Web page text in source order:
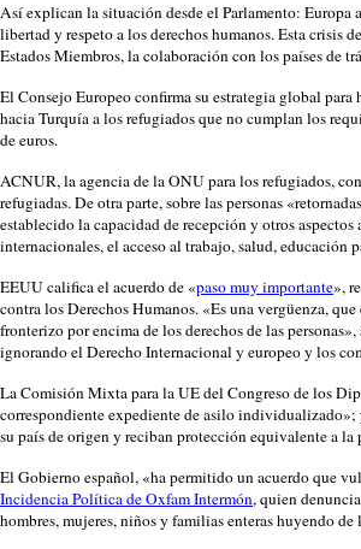
Así explican la situación desde el Parlamento: Europa
libertad y respeto a los derechos humanos. Esta crisis
Estados Miembros, la colaboración con los países de
El Consejo Europeo confirma su estrategia global
hacia Turquía a los refugiados que no cumplan los
de euros.
ACNUR, la agencia de la ONU para los refugiados,
refugiadas. De otra parte, sobre las personas
establecido la capacidad de recepción y otros
internacionales, el acceso al trabajo, salud, educación
EEUU califica el acuerdo de «paso muy importante»,
contra los Derechos Humanos. «Es una vergüenza,
fronterizo por encima de los derechos de las personas»,
ignorando el Derecho Internacional y europeo y los
La Comisión Mixta para la UE del Congreso de los
correspondiente expediente de asilo individualizado»;
su país de origen y reciban protección equivalente a
El Gobierno español, «ha permitido un acuerdo que
Incidencia Política de Oxfam Intermón, quien
hombres, mujeres, niños y familias enteras huyendo